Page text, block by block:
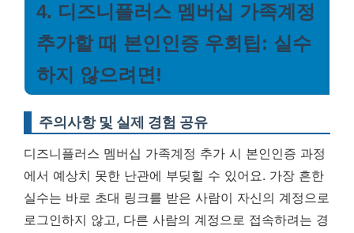
4. 디즈니플러스 멤버십 가족계정
추가할 때 본인인증 우회팁: 실수
하지 않으려면!
주의사항 및 실제 경험 공유
디즈니플러스 멤버십 가족계정 추가 시 본인인증 과정
에서 예상치 못한 난관에 부딪힐 수 있어요. 가장 흔한
실수는 바로 초대 링크를 받은 사람이 자신의 계정으로
로그인하지 않고, 다른 사람의 계정으로 접속하려는 경